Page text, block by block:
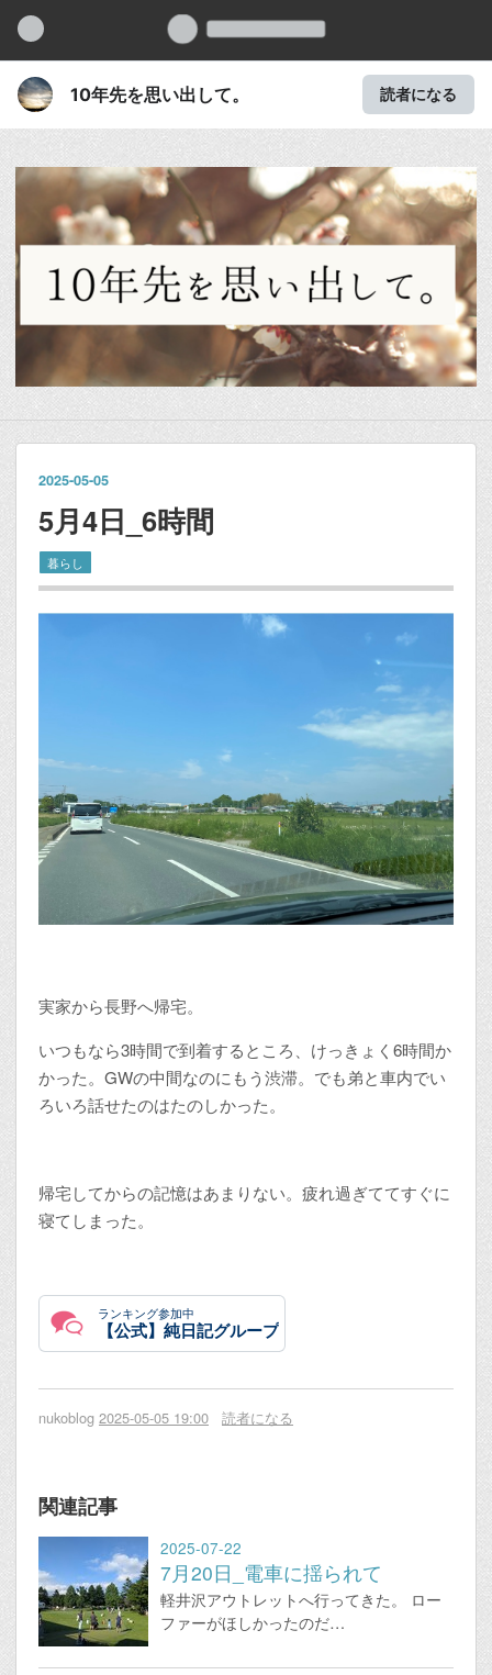
10年先を思い出して。 読者になる
2025-05-05
5月4日_6時間
暮らし
実家から長野へ帰宅。
いつもなら3時間で到着するところ、けっきょく6時間か
かった。GWの中間なのにもう渋滞。でも弟と車内でい
ろいろ話せたのはたのしかった。
帰宅してからの記憶はあまりない。疲れ過ぎててすぐに
寝てしまった。
ランキング参加中
【公式】純日記グループ
nukoblog 2025-05-05 19:00 読者になる
関連記事
2025-07-22
7月20日_電車に揺られて
軽井沢アウトレットへ行ってきた。 ロー
ファーがほしかったのだ…